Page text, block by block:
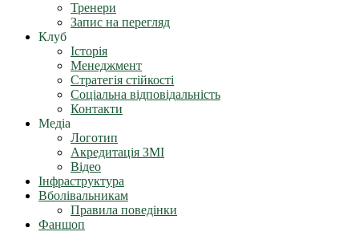
Тренери
Запис на перегляд
Клуб
Історія
Менеджмент
Стратегія стійкості
Соціальна відповідальність
Контакти
Медіа
Логотип
Акредитація ЗМІ
Відео
Інфраструктура
Вболівальникам
Правила поведінки
Фаншоп